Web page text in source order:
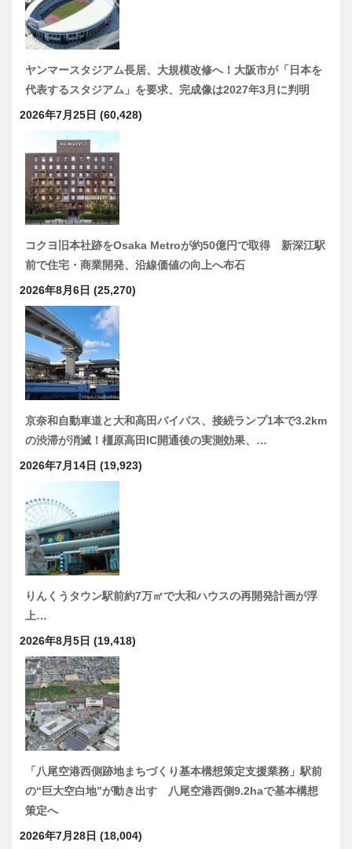
ヤンマースタジアム長居、大規模改修へ！大阪市が「日本を
代表するスタジアム」を要求、完成像は2027年3月に判明
2026年7月25日 (60,428)
コクヨ旧本社跡をOsaka Metroが約50億円で取得 新深江駅
前で住宅・商業開発、沿線価値の向上へ布石
2026年8月6日 (25,270)
京奈和自動車道と大和高田バイパス、接続ランプ1本で3.2km
の渋滞が消滅！橿原高田IC開通後の実測効果、…
2026年7月14日 (19,923)
りんくうタウン駅前約7万㎡で大和ハウスの再開発計画が浮
上…
2026年8月5日 (19,418)
「八尾空港西側跡地まちづくり基本構想策定支援業務」駅前
の“巨大空白地”が動き出す 八尾空港西側9.2haで基本構想
策定へ
2026年7月28日 (18,004)